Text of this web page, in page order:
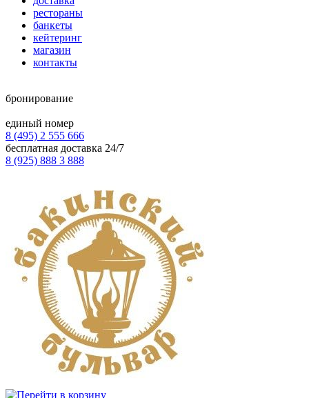
рестораны
банкеты
кейтеринг
магазин
контакты
бронирование
единый номер
8 (495) 2 555 666
бесплатная доставка 24/7
8 (925) 888 3 888